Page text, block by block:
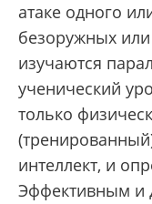
атаке одного
безоружных
изучаются
ученический
только
интеллект, и
Эффективным и